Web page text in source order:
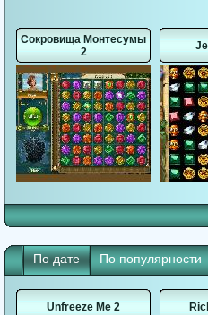
Сокровища Монтесумы
2
По дате По популярности
Unfreeze Me 2